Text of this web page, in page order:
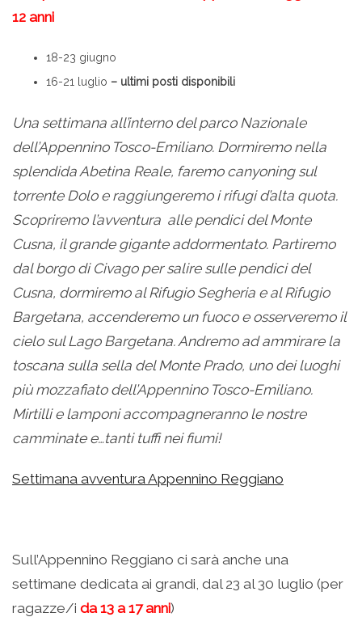
12 anni
18-23 giugno
16-21 luglio – ultimi posti disponibili
Una settimana all’interno del parco Nazionale
dell’Appennino Tosco-Emiliano. Dormiremo nella
splendida Abetina Reale, faremo canyoning sul
torrente Dolo e raggiungeremo i rifugi d’alta quota.
Scopriremo l’avventura alle pendici del Monte
Cusna, il grande gigante addormentato. Partiremo
dal borgo di Civago per salire sulle pendici del
Cusna, dormiremo al Rifugio Segheria e al Rifugio
Bargetana, accenderemo un fuoco e osserveremo il
cielo sul Lago Bargetana. Andremo ad ammirare la
toscana sulla sella del Monte Prado, uno dei luoghi
più mozzafiato dell’Appennino Tosco-Emiliano.
Mirtilli e lamponi accompagneranno le nostre
camminate e…tanti tuffi nei fiumi!
Settimana avventura Appennino Reggiano
Sull’Appennino Reggiano ci sarà anche una
settimane dedicata ai grandi, dal 23 al 30 luglio (per
ragazze/i da 13 a 17 anni)